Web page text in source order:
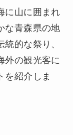
に山に囲まれ
な青森県の地
的な祭り、
外の観光客に
を紹介しま